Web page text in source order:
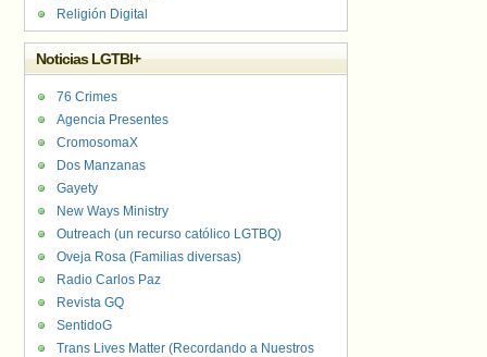
Religión Digital
Noticias LGTBI+
76 Crimes
Agencia Presentes
CromosomaX
Dos Manzanas
Gayety
New Ways Ministry
Outreach (un recurso católico LGTBQ)
Oveja Rosa (Familias diversas)
Radio Carlos Paz
Revista GQ
SentidoG
Trans Lives Matter (Recordando a Nuestros